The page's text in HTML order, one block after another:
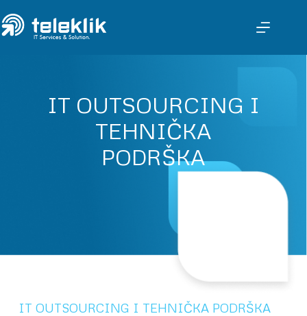
IT OUTSOURCING I
TEHNIČKA
PODRŠKA
IT OUTSOURCING I TEHNIČKA PODRŠKA